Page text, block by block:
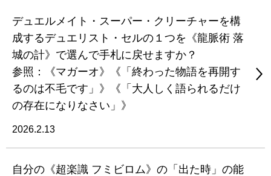
デュエルメイト・スーパー・クリーチャーを構
成するデュエリスト・セルの１つを《龍脈術 落
城の計》で選んで手札に戻せますか？
参照：《マガーオ》《「終わった物語を再開す
るのは不毛です」》《「大人しく語られるだけ
の存在になりなさい」》
2026.2.13
自分の《超楽識 フミビロム》の「出た時」の能